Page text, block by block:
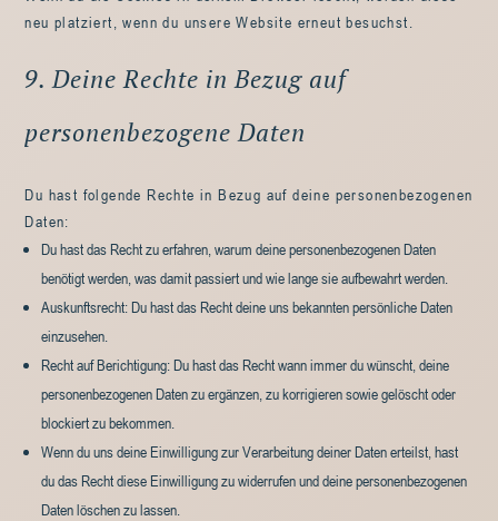
neu platziert, wenn du unsere Website erneut besuchst.
9. Deine Rechte in Bezug auf
personenbezogene Daten
Du hast folgende Rechte in Bezug auf deine personenbezogenen
Daten:
Du hast das Recht zu erfahren, warum deine personenbezogenen Daten
benötigt werden, was damit passiert und wie lange sie aufbewahrt werden.
Auskunftsrecht: Du hast das Recht deine uns bekannten persönliche Daten
einzusehen.
Recht auf Berichtigung: Du hast das Recht wann immer du wünscht, deine
personenbezogenen Daten zu ergänzen, zu korrigieren sowie gelöscht oder
blockiert zu bekommen.
Wenn du uns deine Einwilligung zur Verarbeitung deiner Daten erteilst, hast
du das Recht diese Einwilligung zu widerrufen und deine personenbezogenen
Daten löschen zu lassen.